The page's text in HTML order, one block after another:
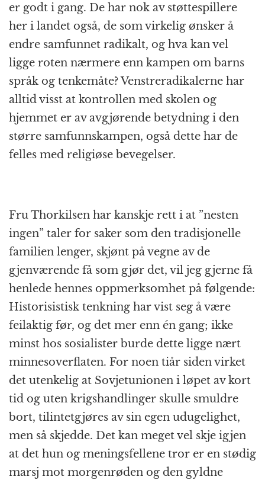
er godt i gang. De har nok av støttespillere
her i landet også, de som virkelig ønsker å
endre samfunnet radikalt, og hva kan vel
ligge roten nærmere enn kampen om barns
språk og tenkemåte? Venstreradikalerne har
alltid visst at kontrollen med skolen og
hjemmet er av avgjørende betydning i den
større samfunnskampen, også dette har de
felles med religiøse bevegelser.
Fru Thorkilsen har kanskje rett i at ”nesten
ingen” taler for saker som den tradisjonelle
familien lenger, skjønt på vegne av de
gjenværende få som gjør det, vil jeg gjerne få
henlede hennes oppmerksomhet på følgende:
Historisistisk tenkning har vist seg å være
feilaktig før, og det mer enn én gang; ikke
minst hos sosialister burde dette ligge nært
minnesoverflaten. For noen tiår siden virket
det utenkelig at Sovjetunionen i løpet av kort
tid og uten krigshandlinger skulle smuldre
bort, tilintetgjøres av sin egen udugelighet,
men så skjedde. Det kan meget vel skje igjen
at det hun og meningsfellene tror er en stødig
marsj mot morgenrøden og den gyldne